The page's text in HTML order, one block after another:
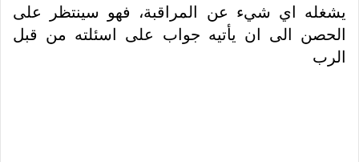
يشغله اي شيء عن المراقبة، فهو سينتظر على
الحصن الى ان يأتيه جواب على اسئلته من قبل
الرب